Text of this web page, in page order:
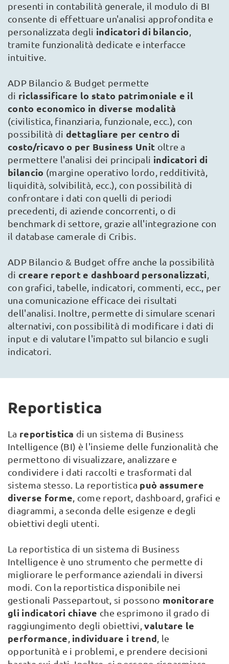
presenti in contabilità generale, il modulo di BI
consente di effettuare un'analisi approfondita e
personalizzata degli indicatori di bilancio
tramite funzionalità dedicate e interfacce
intuitive.
ADP Bilancio & Budget permette
di riclassificare lo stato patrimoniale e il
conto economico in diverse modalità
(civilistica, finanziaria, funzionale, ecc.), con
possibilità di dettagliare per centro di
costo/ricavo o per Business Unit oltre a
permettere l'analisi dei principali indicatori di
bilancio (margine operativo lordo, redditività,
liquidità, solvibilità, ecc.), con possibilità di
confrontare i dati con quelli di periodi
precedenti, di aziende concorrenti, o di
benchmark di settore, grazie all'integrazione con
il database camerale di Cribis.
ADP Bilancio & Budget offre anche la possibilità
di creare report e dashboard personalizzati
con grafici, tabelle, indicatori, commenti, ecc., per
una comunicazione efficace dei risultati
dell'analisi. Inoltre, permette di simulare scenari
alternativi, con possibilità di modificare i dati di
input e di valutare l'impatto sul bilancio e sugli
indicatori.
Reportistica
La reportistica di un sistema di Business
Intelligence (BI) è l'insieme delle funzionalità che
permettono di visualizzare, analizzare e
condividere i dati raccolti e trasformati dal
sistema stesso. La reportistica può assumere
diverse forme , come report, dashboard, grafici e
diagrammi, a seconda delle esigenze e degli
obiettivi degli utenti.
La reportistica di un sistema di Business
Intelligence è uno strumento che permette di
migliorare le performance aziendali in diversi
modi. Con la reportistica disponibile nei
gestionali Passepartout, si possono monitorare
gli indicatori chiave che esprimono il grado di
raggiungimento degli obiettivi,valutare le
performance individuare i trend , le
opportunità e i problemi, e prendere decisioni